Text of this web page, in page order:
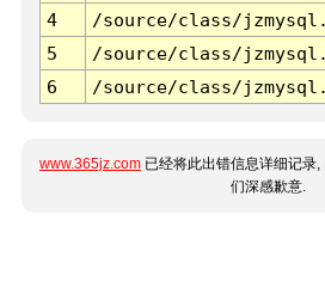
4
/source/class/
5
/source/class/
6
/source/class/
www.365jz.com 已经将此出错信息详细记录
们深感歉意.